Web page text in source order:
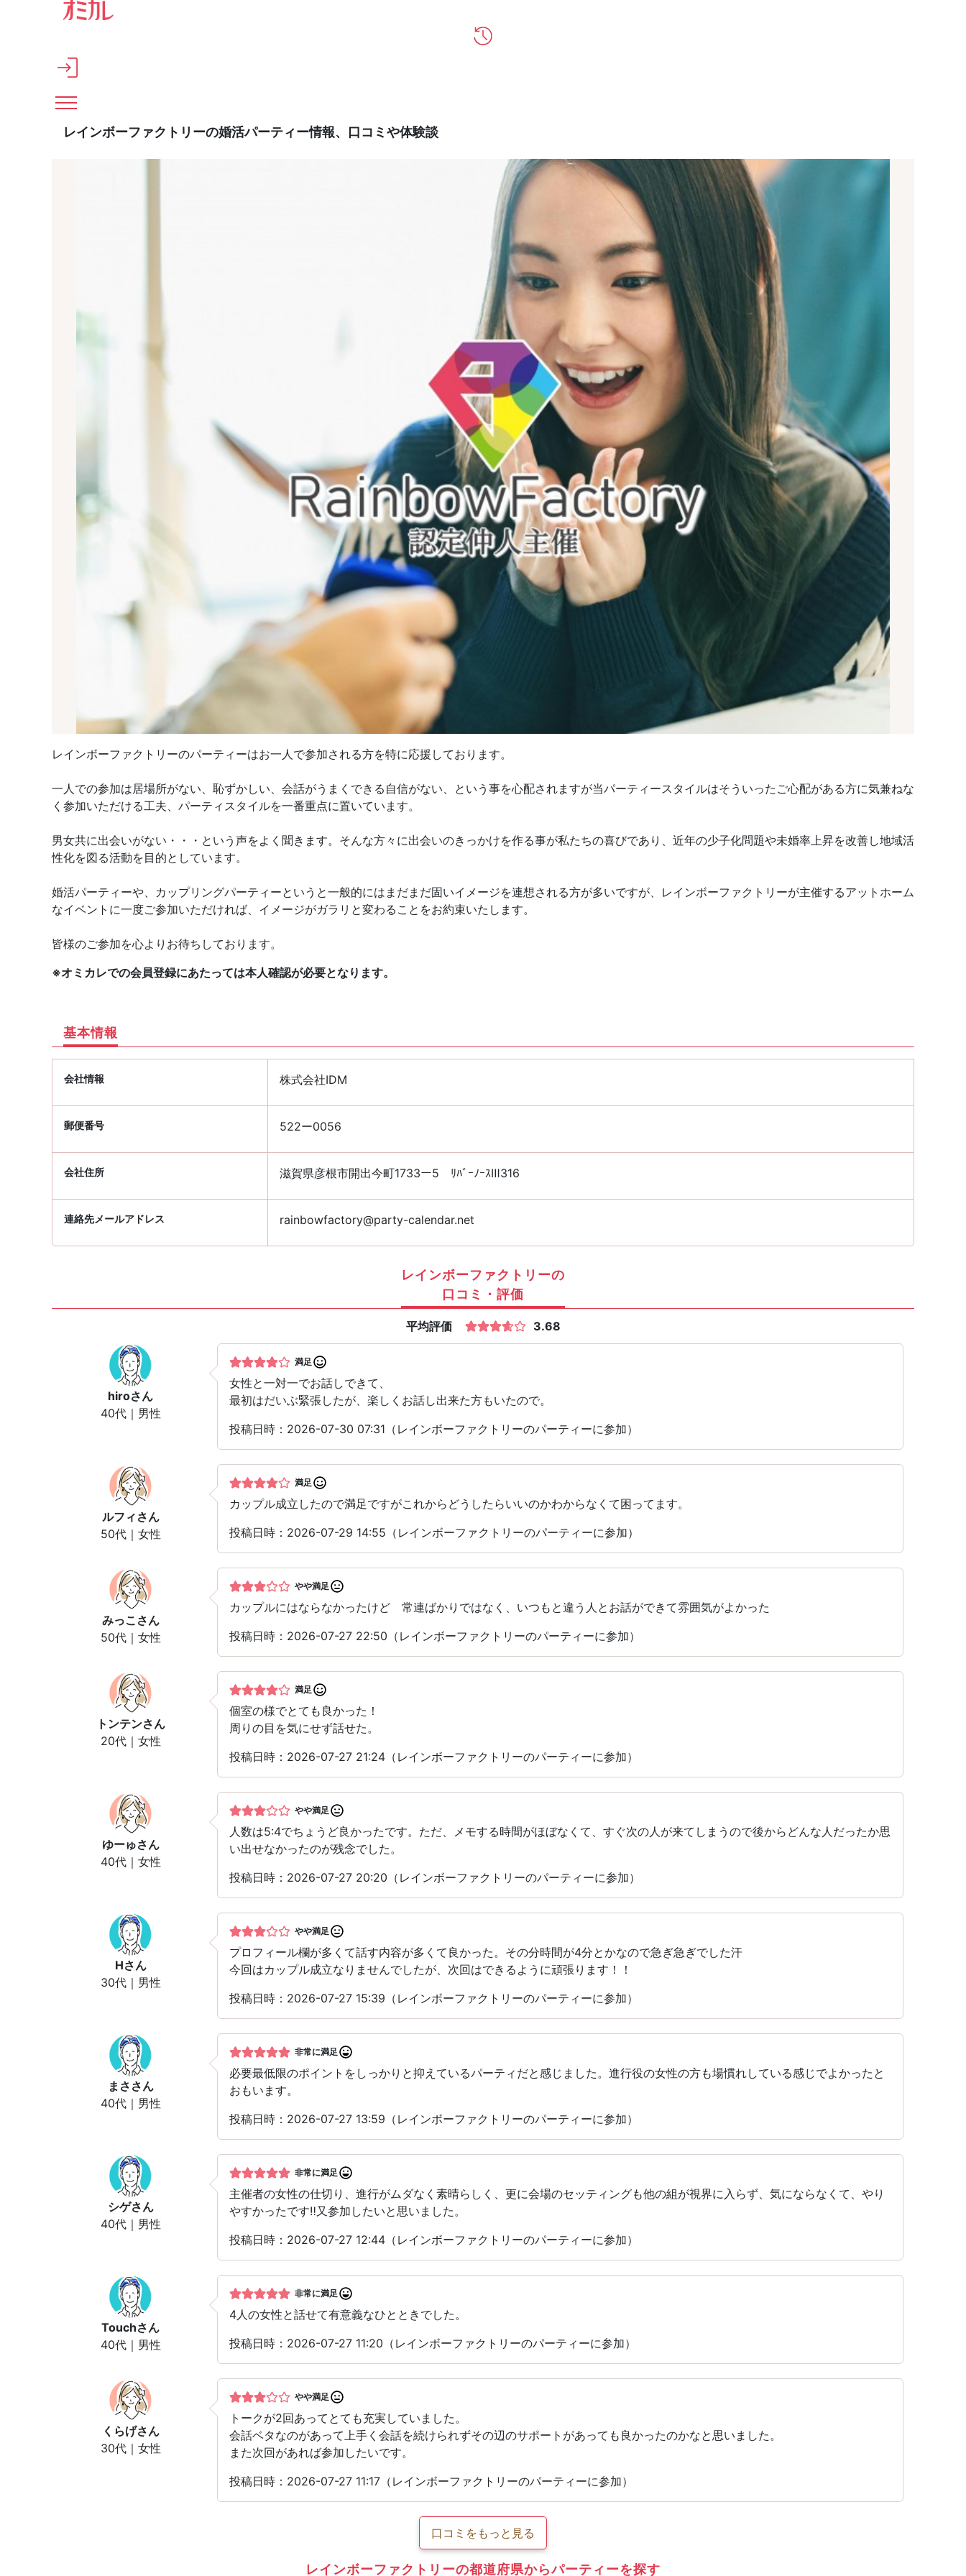
メインコンテンツへスキップ
レインボーファクトリーの婚活パーティー情報、口コミや体験談
レインボーファクトリーのパーティーはお一人で参加される方を特に応援しております。
一人での参加は居場所がない、恥ずかしい、会話がうまくできる自信がない、という事を心配されますが当パーティースタイルはそういったご心配がある方に気兼ねな
く参加いただける工夫、パーティスタイルを一番重点に置いています。
男女共に出会いがない・・・という声をよく聞きます。そんな方々に出会いのきっかけを作る事が私たちの喜びであり、近年の少子化問題や未婚率上昇を改善し地域活
性化を図る活動を目的としています。
婚活パーティーや、カップリングパーティーというと一般的にはまだまだ固いイメージを連想される方が多いですが、レインボーファクトリーが主催するアットホーム
なイベントに一度ご参加いただければ、イメージがガラリと変わることをお約束いたします。
皆様のご参加を心よりお待ちしております。
※オミカレでの会員登録にあたっては本人確認が必要となります。
基本情報
会社情報 株式会社IDM
郵便番号 522ー0056
会社住所 滋賀県彦根市開出今町1733ー5 ﾘﾊﾞｰﾉｰｽⅢ316
連絡先メールアドレス rainbowfactory@party-calendar.net
レインボーファクトリーの
口コミ・評価
平均評価 3.68
hiroさん
40代｜男性
満足
女性と一対一でお話しできて、
最初はだいぶ緊張したが、楽しくお話し出来た方もいたので。
投稿日時：2026-07-30 07:31（レインボーファクトリーのパーティーに参加）
ルフィ さん
50代｜女性
満足
カップル成立したので満足ですがこれからどうしたらいいのかわからなくて困ってます。
投稿日時：2026-07-29 14:55（レインボーファクトリーのパーティーに参加）
みっこ さん
50代｜女性
やや満足
カップルにはならなかったけど 常連ばかりではなく、いつもと違う人とお話ができて雰囲気がよかった
投稿日時：2026-07-27 22:50（レインボーファクトリーのパーティーに参加）
トンテンさん
20代｜女性
満足
個室の様でとても良かった！
周りの目を気にせず話せた。
投稿日時：2026-07-27 21:24（レインボーファクトリーのパーティーに参加）
ゆーゅさん
40代｜女性
やや満足
人数は5:4でちょうど良かったです。ただ、メモする時間がほぼなくて、すぐ次の人が来てしまうので後からどんな人だったか思
い出せなかったのが残念でした。
投稿日時：2026-07-27 20:20（レインボーファクトリーのパーティーに参加）
Hさん
30代｜男性
やや満足
プロフィール欄が多くて話す内容が多くて良かった。その分時間が4分とかなので急ぎ急ぎでした汗
今回はカップル成立なりませんでしたが、次回はできるように頑張ります！！
投稿日時：2026-07-27 15:39（レインボーファクトリーのパーティーに参加）
まさ さん
40代｜男性
非常に満足
必要最低限のポイントをしっかりと抑えているパーティだと感じました。進行役の女性の方も場慣れしている感じでよかったと
おもいます。
投稿日時：2026-07-27 13:59（レインボーファクトリーのパーティーに参加）
シゲさん
40代｜男性
非常に満足
主催者の女性の仕切り、進行がムダなく素晴らしく、更に会場のセッティングも他の組が視界に入らず、気にならなくて、やり
やすかったです‼️又参加したいと思いました。
投稿日時：2026-07-27 12:44（レインボーファクトリーのパーティーに参加）
Touchさん
40代｜男性
非常に満足
4人の女性と話せて有意義なひとときでした。
投稿日時：2026-07-27 11:20（レインボーファクトリーのパーティーに参加）
くらげさん
30代｜女性
やや満足
トークが2回あってとても充実していました。
会話ベタなのがあって上手く会話を続けられずその辺のサポートがあっても良かったのかなと思いました。
また次回があれば参加したいです。
投稿日時：2026-07-27 11:17（レインボーファクトリーのパーティーに参加）
口コミをもっと見る
レインボーファクトリーの都道府県からパーティーを探す